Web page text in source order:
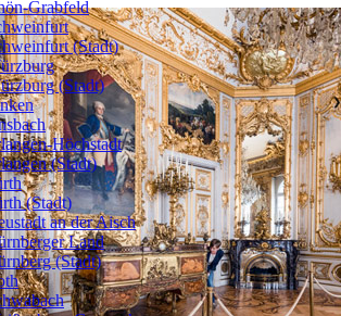
Grabfeld
(Stadt)
(Stadt)
❯
Höchstadt
(Stadt)
(Stadt)
an der Aisch
Land
(Stadt)